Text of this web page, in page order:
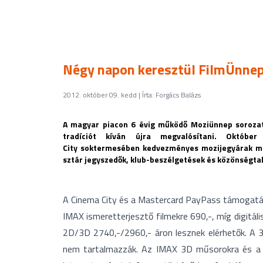
Négy napon keresztül
2012. október 09. kedd | Írta: Forgács Balázs
A magyar piacon 6 évig működő Moziünnep
tradíciót kíván újra megvalósítani.
City soktermesében kedvezményes
sztár jegyszedők, klub-beszélgetések és
A Cinema City és a Mastercard PayPass
IMAX ismeretterjesztő filmekre 690,-, míg
2D/3D 2740,-/2960,- áron lesznek elérhetők.
nem tartalmazzák. Az IMAX 3D műsorokra és